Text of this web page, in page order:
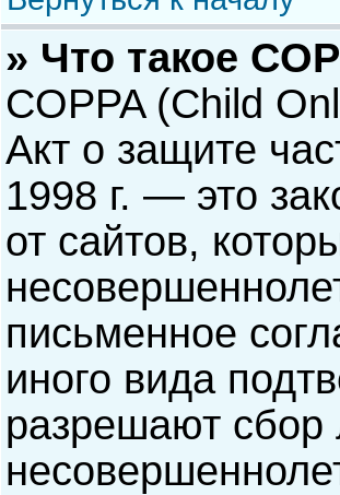
» Что такое
COPPA (Child
Акт о защите
1998 г. — это
от сайтов,
письменное
иного вида
разрешают